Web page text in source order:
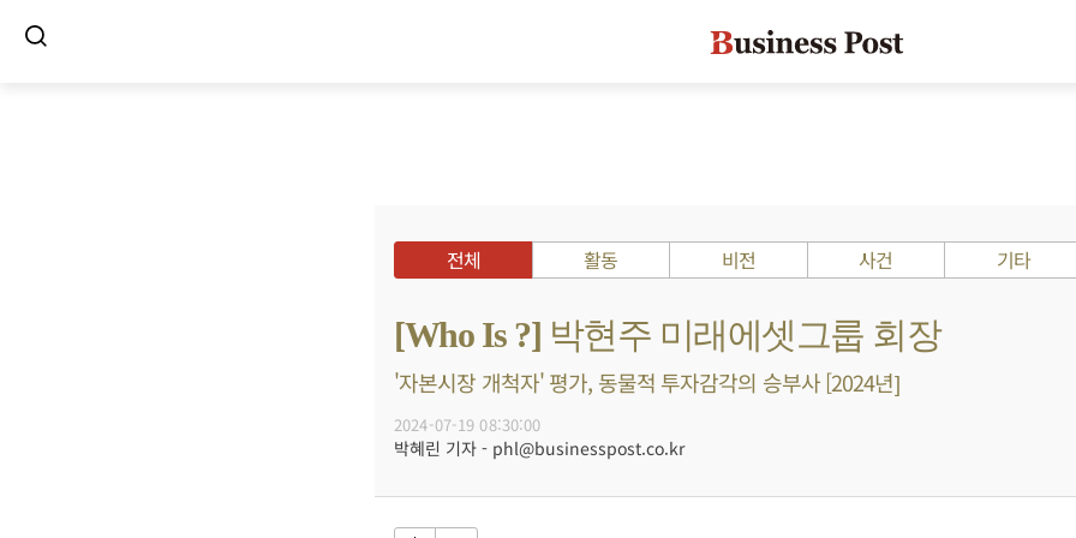
전체 활동 비전 사건 기타
[Who Is ?] 박현주 미래에셋그룹 회장
'자본시장 개척자' 평가, 동물적 투자감각의 승부사 [2024년]
2024-07-19 08:30:00
박혜린 기자 - phl@businesspost.co.kr